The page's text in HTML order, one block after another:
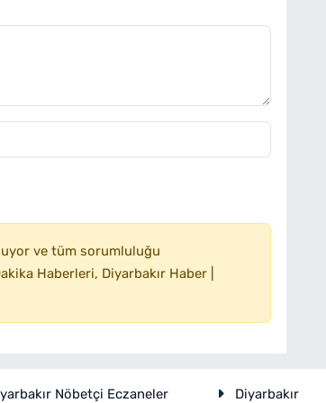
ve tüm sorumluluğu
Haberleri, Diyarbakır Haber |
Nöbetçi Eczaneler Diyarbakır